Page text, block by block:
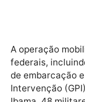
Fronteira e
garimpo ilegal
consequente
proximidades